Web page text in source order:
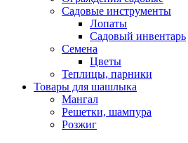
Садовые инструменты
Лопаты
Садовый инвентарь
Семена
Цветы
Теплицы, парники
Товары для шашлыка
Мангал
Решетки, шампура
Розжиг